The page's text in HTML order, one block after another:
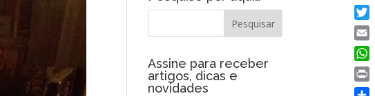
Assine para receber
artigos, dicas e
novidades
Print